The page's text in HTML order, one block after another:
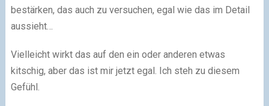
bestärken, das auch zu versuchen, egal wie das im Detail
aussieht…
Vielleicht wirkt das auf den ein oder anderen etwas
kitschig, aber das ist mir jetzt egal. Ich steh zu diesem
Gefühl.